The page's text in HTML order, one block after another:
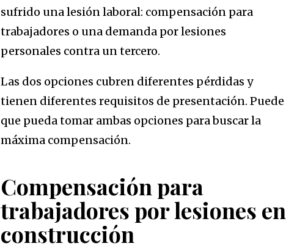
sufrido una lesión laboral: compensación para
trabajadores o una demanda por lesiones
personales contra un tercero.
Las dos opciones cubren diferentes pérdidas y
tienen diferentes requisitos de presentación. Puede
que pueda tomar ambas opciones para buscar la
máxima compensación.
Compensación para
trabajadores por lesiones en
construcción